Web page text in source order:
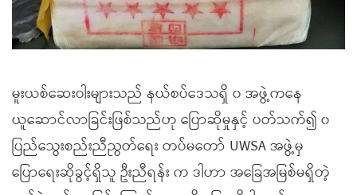
မူးယစ်ဆေးဝါးများသည် နယ်စပ်ဒေသရှိ ၀ အဖွဲ့ကနေ
ယူဆောင်လာခြင်းဖြစ်သည်ဟု ပြောဆိုမှုနှင့် ပတ်သက်၍ ၀
ပြည်သွေးစည်းညီညွတ်ရေး တပ်မတော် UWSA အဖွဲ့မှ
ပြောရေးဆိုခွင့်ရှိသူ ဦးညီရန်း က ဒါဟာ အခြေအမြစ်မရှိတဲ့